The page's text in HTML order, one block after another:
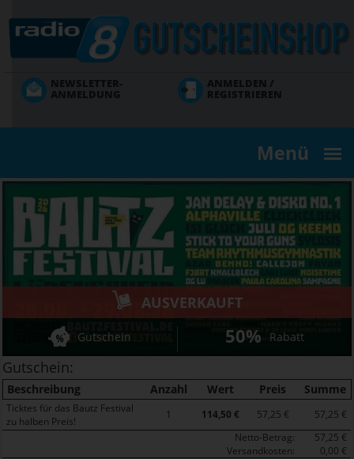
zum
Inhalt
NEWSLETTER-
ANMELDUNG
ANMELDEN /
REGISTRIEREN
Menü
AUSVERKAUFT
Gutschein 50% Rabatt
Gutschein:
Beschreibung Anzahl Wert Preis Summe
Ticktes für das Bautz Festival
zu halben Preis!
1 114,50 € 57,25 €
57,25 €
Netto-Betrag:
57,25 €
Versandkosten:
0,00 €